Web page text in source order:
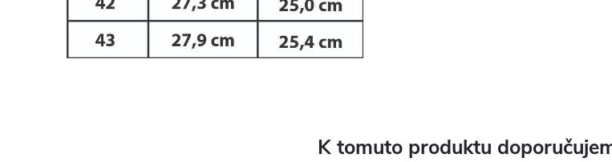
K tomuto produktu